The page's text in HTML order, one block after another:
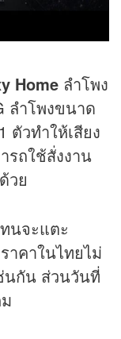
Home ลำโพง
ลำโพงขนาด
ตัวทำให้เสียง
รถใช้สั่งงาน
วย
นจะแตะ
าคาในไทยไม่
นกัน ส่วนวันที่